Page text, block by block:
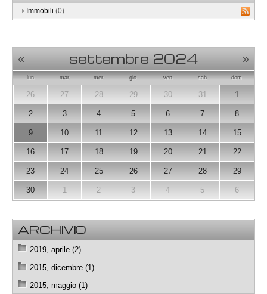
Immobili (0)
« settembre 2024 »
lun mar mer gio ven sab dom
26 27 28 29 30 31 1
2 3 4 5 6 7 8
9 10 11 12 13 14 15
16 17 18 19 20 21 22
23 24 25 26 27 28 29
30 1 2 3 4 5 6
ARCHIVIO
2019, aprile (2)
2015, dicembre (1)
2015, maggio (1)